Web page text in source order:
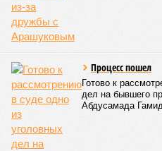
Процесс пошел
Готово к
дел на бывшего
Абдусамада